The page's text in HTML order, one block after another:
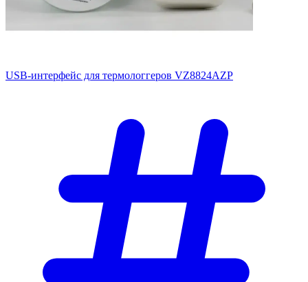
USB-интерфейс для термологгеров VZ8824AZP